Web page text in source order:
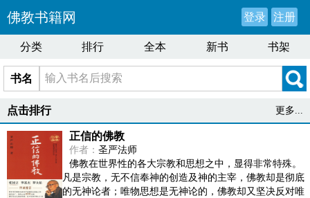
佛教书籍网 登录 注册
分类 排行 全本 新书 书架
书名
点击排行 更多...
正信的佛教
作者： 圣严法师
佛教在世界性的各大宗教和思想之中，显得非常特殊。
凡是宗教，无不信奉神的创造及神的主宰，佛教却是彻底
的无神论者；唯物思想是无神论的，佛教却又坚决反对唯